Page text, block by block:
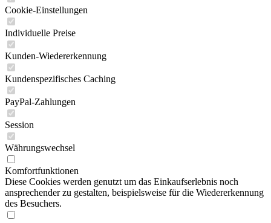
Cookie-Einstellungen
Individuelle Preise
Kunden-Wiedererkennung
Kundenspezifisches Caching
PayPal-Zahlungen
Session
Währungswechsel
Komfortfunktionen
Diese Cookies werden genutzt um das Einkaufserlebnis noch
ansprechender zu gestalten, beispielsweise für die Wiedererkennung
des Besuchers.